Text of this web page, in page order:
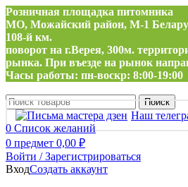
Розничная площадка питомника
МО, Можайский район, М-1
108-й км.
поворот на г.Верея, 300м.
рынка. При въезде на рынок
Часы работы: пн-воскр: 8:00-19:00
Поиск
Наш
0 Список желаний
0 предмет 0,00 ₽
Войти / Зарегистрироваться
ВходСоздать аккаунт